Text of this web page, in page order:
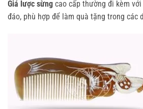
Giá lược sừng cao cấp thường đi kèm
đáo, phù hợp để làm quà tặng trong các